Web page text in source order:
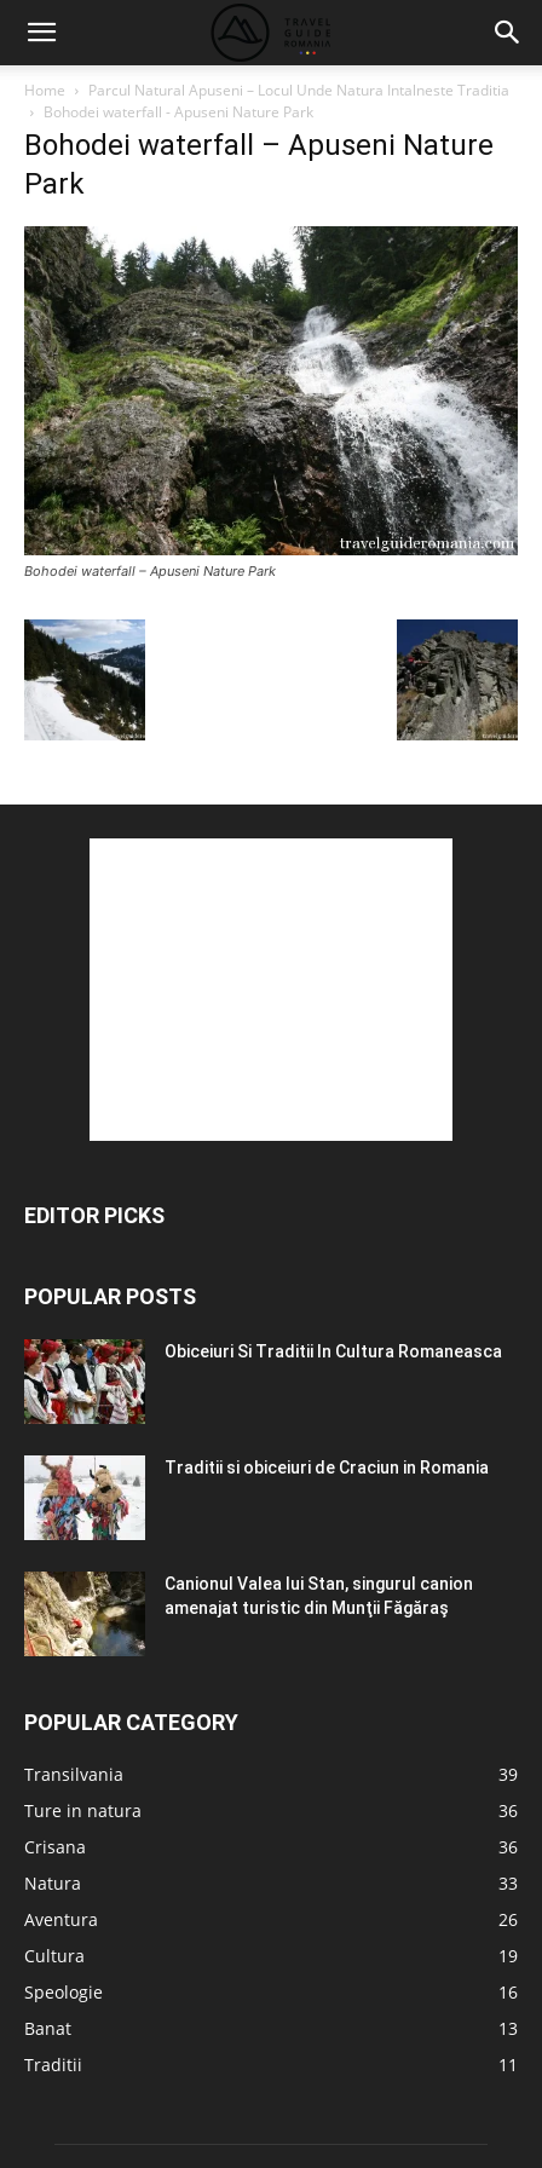
Home
Parcul Natural Apuseni – Locul Unde Natura Intalneste Traditia
Bohodei waterfall - Apuseni Nature Park
Bohodei waterfall – Apuseni Nature
Park
Bohodei waterfall – Apuseni Nature Park
EDITOR PICKS
POPULAR POSTS
Obiceiuri Si Traditii In Cultura Romaneasca
Traditii si obiceiuri de Craciun in Romania
Canionul Valea lui Stan, singurul canion
amenajat turistic din Munţii Făgăraş
POPULAR CATEGORY
Transilvania
39
Ture in natura
36
Crisana
36
Natura
33
Aventura
26
Cultura
19
Speologie
16
Banat
13
Traditii
11